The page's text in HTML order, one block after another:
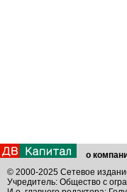
о
© 2000-2025 Сетевое
Учредитель: Общество с